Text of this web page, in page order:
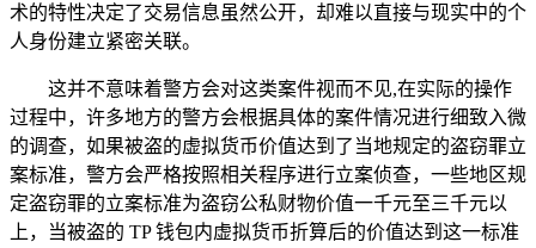
术的特性决定了交易信息虽然公开，却难以直接与现实中的个
人身份建立紧密关联。
这并不意味着警方会对这类案件视而不见,在实际的操作
过程中，许多地方的警方会根据具体的案件情况进行细致入微
的调查，如果被盗的虚拟货币价值达到了当地规定的盗窃罪立
案标准，警方会严格按照相关程序进行立案侦查，一些地区规
定盗窃罪的立案标准为盗窃公私财物价值一千元至三千元以
上，当被盗的 TP 钱包内虚拟货币折算后的价值达到这一标准